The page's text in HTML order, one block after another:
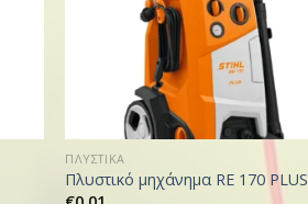
ΠΛΥΣΤΙΚΑ
Πλυστικό μηχάνημα RE 170 PLUS